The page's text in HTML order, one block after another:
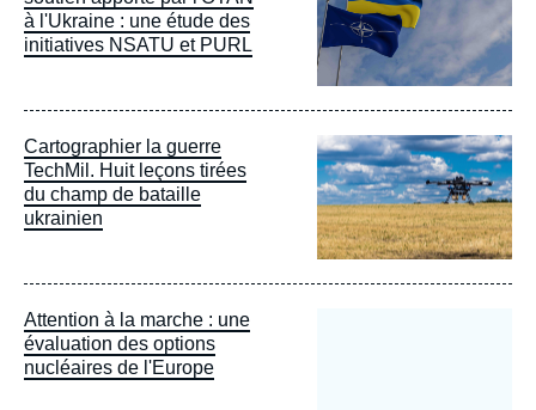
à l'Ukraine : une étude des
initiatives NSATU et PURL
Cartographier la guerre
TechMil. Huit leçons tirées
du champ de bataille
ukrainien
Image
principale
Attention à la marche : une
évaluation des options
nucléaires de l'Europe